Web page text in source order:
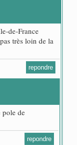
de-France
très loin de la
repondre
pole de
repondre